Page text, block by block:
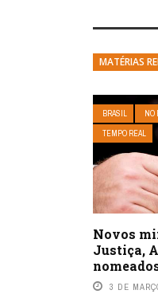
MATÉRIAS
BRASIL NO
TEMPO REAL
Novos
Justiça,
3 DE